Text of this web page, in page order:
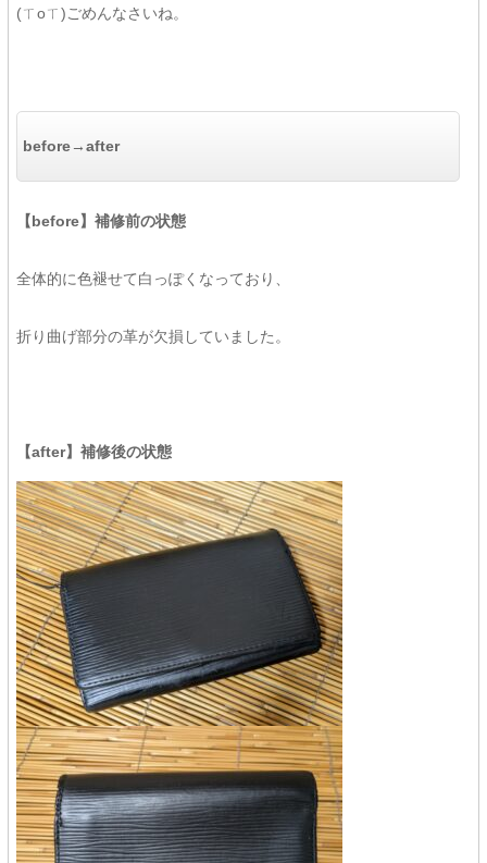
(ㄒoㄒ)ごめんなさいね。
before→after
【before】補修前の状態
全体的に色褪せて白っぽくなっており、
折り曲げ部分の革が欠損していました。
【after】補修後の状態